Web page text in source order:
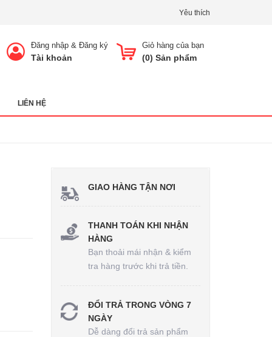
Yêu thích
Giỏ hàng của bạn
(0) Sản phẩm
Đăng nhập & Đăng ký
Tài khoản
LIÊN HỆ
GIAO HÀNG TẬN NƠI
THANH TOÁN KHI NHẬN
HÀNG
Bạn thoải mái nhận & kiểm
tra hàng trước khi trả tiền.
ĐỔI TRẢ TRONG VÒNG 7
NGÀY
Dễ dàng đổi trả sản phẩm